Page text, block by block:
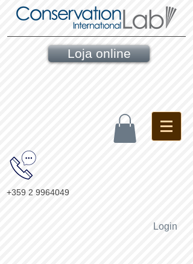
Loja online
+359 2 9964049
Login